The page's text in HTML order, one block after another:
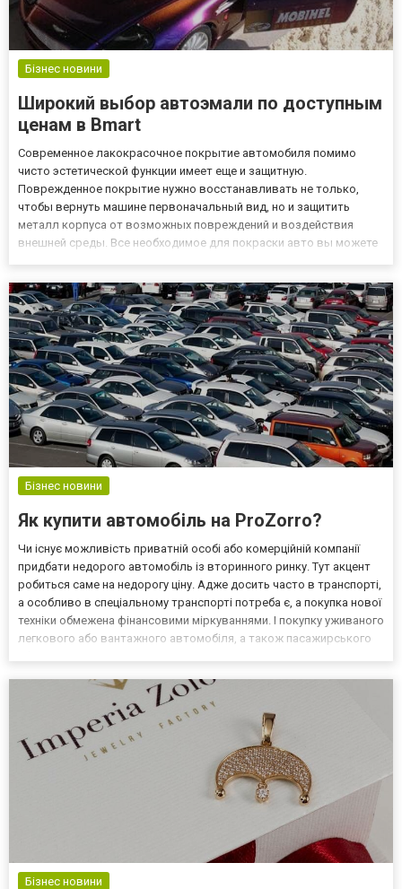
Бізнес новини
Широкий выбор автоэмали по доступным
ценам в Bmart
Современное лакокрасочное покрытие автомобиля помимо
чисто эстетической функции имеет еще и защитную.
Поврежденное покрытие нужно восстанавливать не только,
чтобы вернуть машине первоначальный вид, но и защитить
металл корпуса от возможных повреждений и воздействия
внешней среды. Все необходимое для покраски авто вы можете
автокраски. Крупные раб...
Бізнес новини
Як купити автомобіль на ProZorro?
Чи існує можливість приватній особі або комерційній компанії
придбати недорого автомобіль із вторинного ринку. Тут акцент
робиться саме на недорогу ціну. Адже досить часто в транспорті,
а особливо в спеціальному транспорті потреба є, а покупка нової
техніки обмежена фінансовими міркуваннями. І покупку уживаного
легкового або вантажного автомобіля, а також пасажирського
Бізнес новини